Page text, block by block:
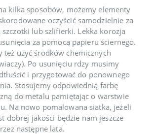
kilka sposobów, możemy elementy
oczyścić samodzielnie za
szczotki lub szlifierki. Lekka korozja
za pomocą papieru ściernego.
też użyć środków chemicznych
Po usunięciu rdzy musimy
i przygotować do ponownego
Stosujemy odpowiednią farbę
do metalu pamiętając o warstwie
Na nowo pomalowana siatka, jeżeli
dobrej jakości będzie nam jeszcze
następne lata.